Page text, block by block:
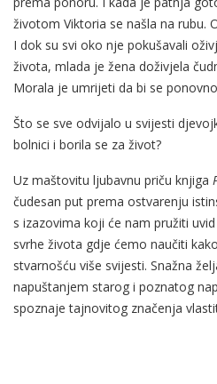
životom Viktoria se našla na rubu.
I dok su svi oko nje pokušavali
života, mlada je žena doživjela
Morala je umrijeti da bi se
Što se sve odvijalo u svijesti
bolnici i borila se za život?
Uz maštovitu ljubavnu priču knjiga
čudesan put prema ostvarenju
s izazovima koji će nam pružiti
svrhe života gdje ćemo naučiti
stvarnošću više svijesti. Snažna
napuštanjem starog i poznatog
spoznaje tajnovitog značenja